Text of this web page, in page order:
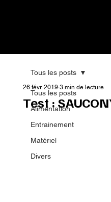
Tous les posts
Alimentation
Entrainement
Matériel
Divers
Tous les posts
Test :
26 févr. 2019 3 min de lecture